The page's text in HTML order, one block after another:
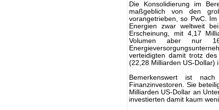
Die Konsolidierung im
maßgeblich von den
vorangetrieben, so PwC.
Energien zwar weltweit
Erscheinung, mit 4,17
Volumen aber nur
verteidigten damit trotz
(22,28 Milliarden US-
Bemerkenswert ist
Finanzinvestoren. Sie
Milliarden US-Dollar an
investierten damit kaum